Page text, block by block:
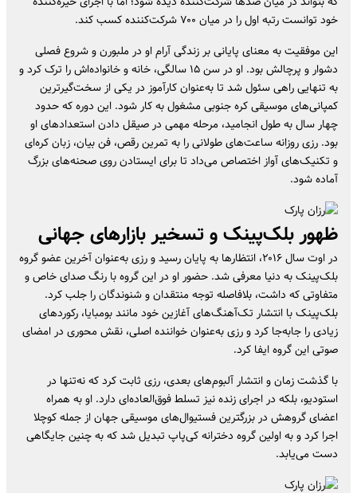
خود توانست رتبه اول را در میان ۷۰۰ شرکت‌کننده کسب کند.
این موفقیت به معنای پایانی بر زندگی آرام او در ملبورن و شروع فصلی
دشوار و پرچالش بود. او در سن ۱۵ سالگی، خانه و خانواده‌اش را ترک کرد و
به تنهایی راهی سئول شد تا به‌عنوان کارآموز در یکی از سخت‌گیرترین
کمپانی‌های موسیقی کره جنوبی مشغول به کار شود. این دوره که حدود
چهار سال به طول انجامید، مرحله‌ مهمی در صیقل دادن استعدادهای او
بود. رزی روزانه ساعت‌های طولانی را به تمرین رقص، فن بیان، زبان کره‌ای
و تکنیک‌های آواز اختصاص می‌داد تا برای ایستادن روی صحنه‌های بزرگ
آماده شود.
ظهور بلک‌پینک و تسخیر بازارهای جهانی
در اوت سال ۲۰۱۶، انتظارها به پایان رسید و رزی به‌عنوان آخرین عضو گروه
بلک‌پینک به دنیا معرفی شد. حضور او در این گروه با رنگ صدای خاص و
متفاوتی که داشت، بلافاصله توجه منتقدان و شنوندگان را جلب کرد.
بلک‌پینک با انتشار تک‌آهنگ‌های آغازین خود مانند بومبایا، رکوردهای
زیادی را جابه‌جا کرد و رزی به‌عنوان خواننده اصلی، نقش محوری در امضای
صوتی این گروه ایفا کرد.
با گذشت زمان و انتشار آلبوم‌های بعدی، رزی ثابت کرد که نه‌تنها در
استودیو، بلکه در اجرای زنده نیز تسلط فوق‌العاده‌ای دارد. او به همراه
اعضای گروهش در بزرگترین فستیوال‌های موسیقی جهان از جمله کوچلا
اجرا کرد و به اولین گروه دخترانه کی‌پاپ تبدیل شد که به چنین جایگاهی
دست می‌یابد.